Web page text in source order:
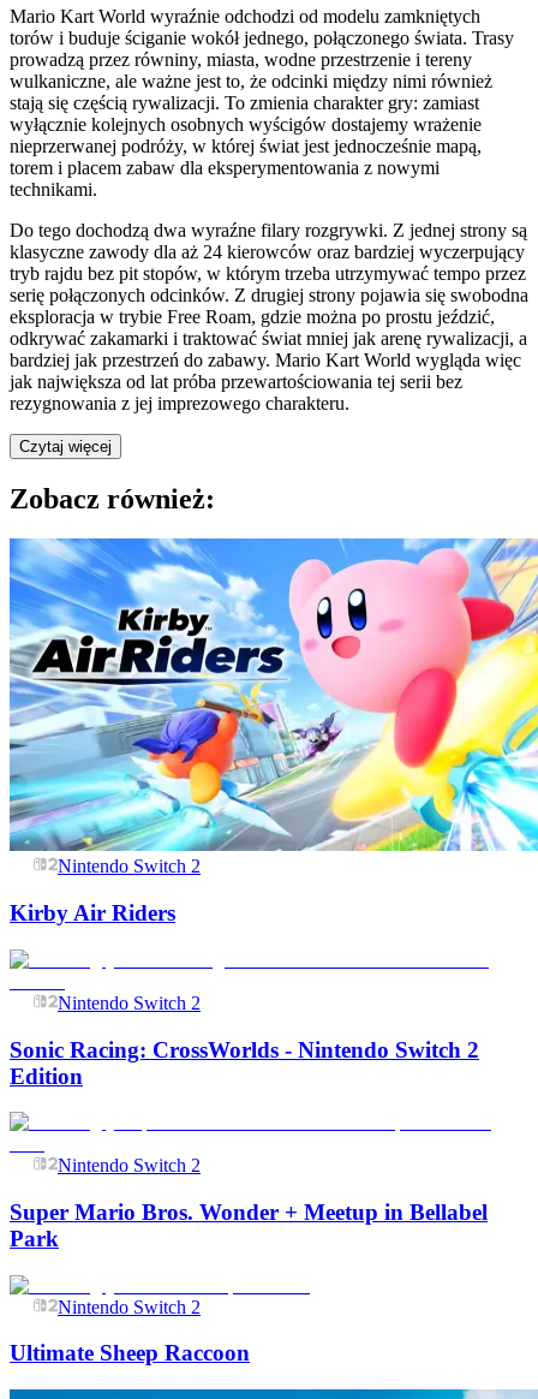
Mario Kart World wyraźnie odchodzi od modelu zamkniętych
torów i buduje ściganie wokół jednego, połączonego świata. Trasy
prowadzą przez równiny, miasta, wodne przestrzenie i tereny
wulkaniczne, ale ważne jest to, że odcinki między nimi również
stają się częścią rywalizacji. To zmienia charakter gry: zamiast
wyłącznie kolejnych osobnych wyścigów dostajemy wrażenie
nieprzerwanej podróży, w której świat jest jednocześnie mapą,
torem i placem zabaw dla eksperymentowania z nowymi
technikami.
Do tego dochodzą dwa wyraźne filary rozgrywki. Z jednej strony są
klasyczne zawody dla aż 24 kierowców oraz bardziej wyczerpujący
tryb rajdu bez pit stopów, w którym trzeba utrzymywać tempo przez
serię połączonych odcinków. Z drugiej strony pojawia się swobodna
eksploracja w trybie Free Roam, gdzie można po prostu jeździć,
odkrywać zakamarki i traktować świat mniej jak arenę rywalizacji, a
bardziej jak przestrzeń do zabawy. Mario Kart World wygląda więc
jak największa od lat próba przewartościowania tej serii bez
rezygnowania z jej imprezowego charakteru.
Czytaj więcej
Zobacz również:
Nintendo Switch 2
Kirby Air Riders
Nintendo Switch 2
Sonic Racing: CrossWorlds - Nintendo Switch 2
Edition
Nintendo Switch 2
Super Mario Bros. Wonder + Meetup in Bellabel
Park
Nintendo Switch 2
Ultimate Sheep Raccoon